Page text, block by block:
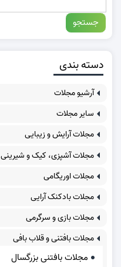
دسته بندی
آرشیو مجلات
سایر مجلات
مجلات آرایش و زیبایی
مجلات آشپزی، کیک و شیرینی
مجلات اوریگامی
مجلات بادکنک آرایی
مجلات بازی و سرگرمی
مجلات بافتنی و قلاب بافی
مجلات بافتنی بزرگسال